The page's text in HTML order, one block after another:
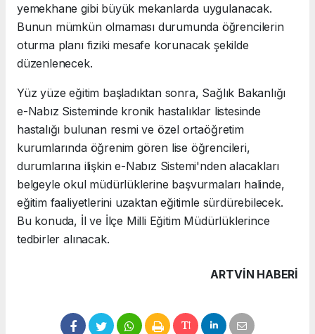
yemekhane gibi büyük mekanlarda uygulanacak.
Bunun mümkün olmaması durumunda öğrencilerin
oturma planı fiziki mesafe korunacak şekilde
düzenlenecek.
Yüz yüze eğitim başladıktan sonra, Sağlık Bakanlığı
e-Nabız Sisteminde kronik hastalıklar listesinde
hastalığı bulunan resmi ve özel ortaöğretim
kurumlarında öğrenim gören lise öğrencileri,
durumlarına ilişkin e-Nabız Sistemi'nden alacakları
belgeyle okul müdürlüklerine başvurmaları halinde,
eğitim faaliyetlerini uzaktan eğitimle sürdürebilecek.
Bu konuda, İl ve İlçe Milli Eğitim Müdürlüklerince
tedbirler alınacak.
ARTVIN HABERİ